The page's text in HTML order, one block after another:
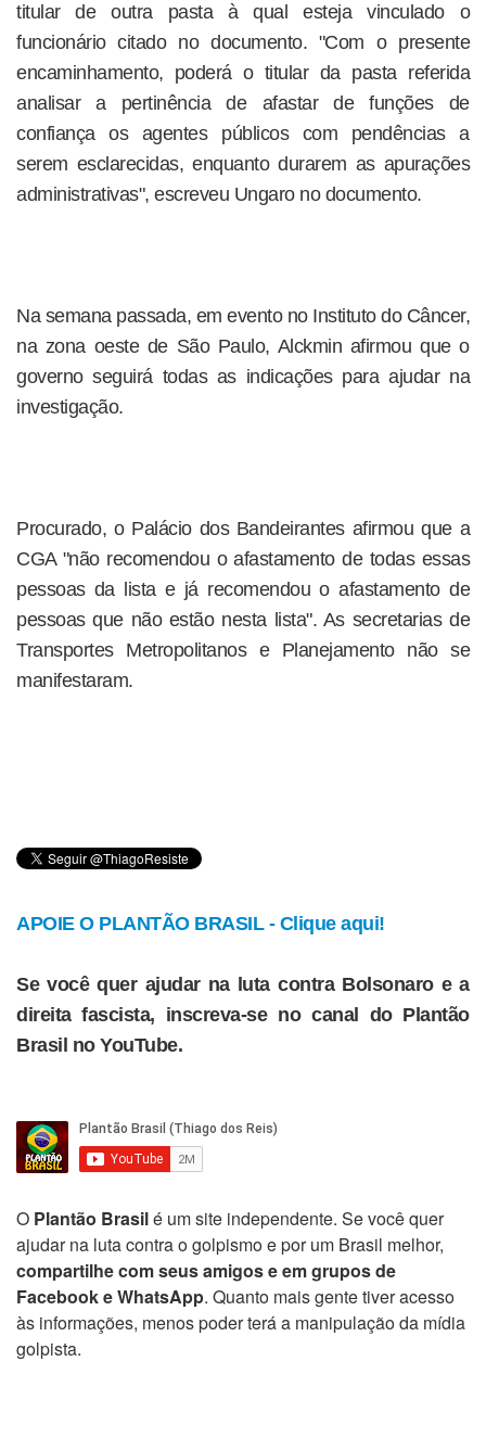
titular de outra pasta à qual esteja vinculado o
funcionário citado no documento. "Com o presente
encaminhamento, poderá o titular da pasta referida
analisar a pertinência de afastar de funções de
confiança os agentes públicos com pendências a
serem esclarecidas, enquanto durarem as apurações
administrativas", escreveu Ungaro no documento.
Na semana passada, em evento no Instituto do Câncer,
na zona oeste de São Paulo, Alckmin afirmou que o
governo seguirá todas as indicações para ajudar na
investigação.
Procurado, o Palácio dos Bandeirantes afirmou que a
CGA "não recomendou o afastamento de todas essas
pessoas da lista e já recomendou o afastamento de
pessoas que não estão nesta lista". As secretarias de
Transportes Metropolitanos e Planejamento não se
manifestaram.
APOIE O PLANTÃO BRASIL - Clique aqui!
Se você quer ajudar na luta contra Bolsonaro e a
direita fascista, inscreva-se no canal do Plantão
Brasil no YouTube.
O Plantão Brasilé um site independente. Se você quer
ajudar na luta contra o golpismo e por um Brasil melhor,
compartilhe com seus amigos e em grupos de
Facebook e WhatsApp. Quanto mais gente tiver acesso
às informações, menos poder terá a manipulação da mídia
golpista.